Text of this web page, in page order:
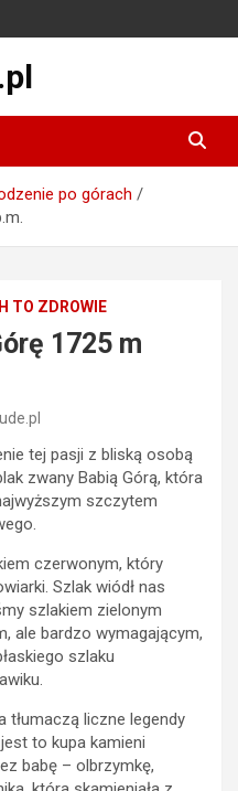
po górach
TO ZDROWIE
1725 m
tej pasji z bliską osobą
zwany Babią Górą, która
szczytem
czerwonym, który
Szlak wiódł nas
szlakiem zielonym
ale bardzo wymagającym,
szlaku
tłumaczą liczne legendy
to kupa kamieni
babę – olbrzymkę,